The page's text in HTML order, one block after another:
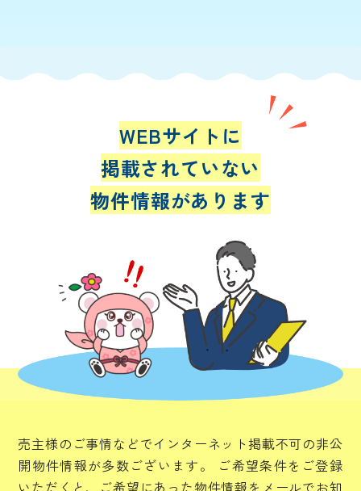
WEBサイトに
掲載されていない
物件情報があります
売主様のご事情などでインターネット掲載不可の非公
開物件情報が多数ございます。
ご希望条件をご登録
いただくと、ご希望にあった物件情報をメールでお知